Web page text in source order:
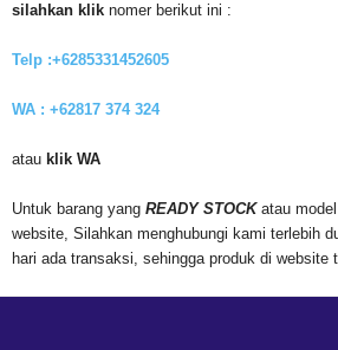
silahkan klik nomer berikut ini :
Telp :+6285331452605
WA : +62817 374 324
atau klik WA
Untuk barang yang READY STOCKatau
website, Silahkan menghubungi kami terlebih
hari ada transaksi, sehingga produk di website